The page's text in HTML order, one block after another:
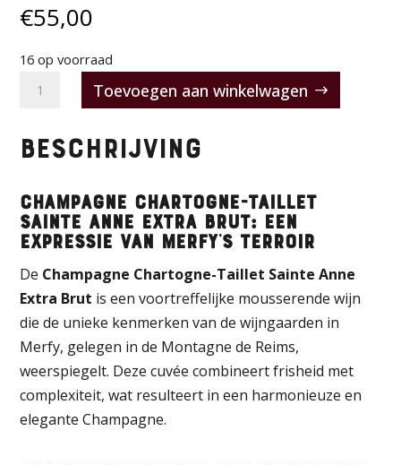
€55,00
16 op voorraad
Champagne
Brut
Anne
Chartogne-
Taillet
aantal
Toevoegen aan winkelwagen
Beschrijving
Champagne Chartogne-Taillet
Sainte Anne Extra Brut: Een
expressie van Merfy’s terroir
De Champagne Chartogne-Taillet Sainte Anne
Extra Brut is een voortreffelijke mousserende wijn
die de unieke kenmerken van de wijngaarden in
Merfy, gelegen in de Montagne de Reims,
weerspiegelt. Deze cuvée combineert frisheid met
complexiteit, wat resulteert in een harmonieuze en
elegante Champagne.